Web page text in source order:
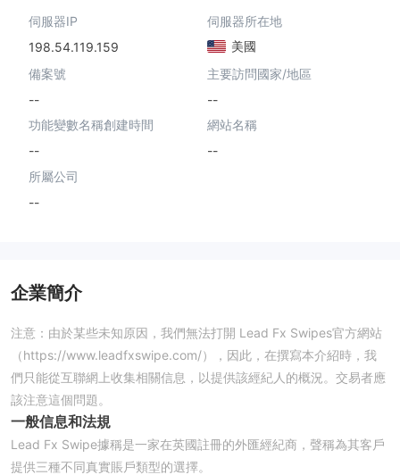
伺服器IP
198.54.119.159
伺服器所在地
美國
備案號
--
主要訪問國家/地區
--
功能變數名稱創建時間
--
網站名稱
--
所屬公司
--
企業簡介
注意：由於某些未知原因，我們無法打開 Lead Fx Swipes官方網站
（https://www.leadfxswipe.com/），因此，在撰寫本介紹時，我
們只能從互聯網上收集相關信息，以提供該經紀人的概況。交易者應
該注意這個問題。
一般信息和法規
Lead Fx Swipe據稱是一家在英國註冊的外匯經紀商，聲稱為其客戶
提供三種不同真實賬戶類型的選擇。